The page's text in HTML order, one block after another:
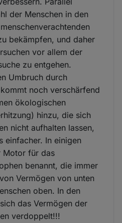
der Menschen in den
bekämpfen, und daher
vor allem der
zu entgehen.
Umbruch durch
noch verschärfend
ökologischen
hinzu, die sich
nicht aufhalten lassen,
einfacher. In einigen
Motor für das
benannt, die immer
Vermögen von unten
oben. In den
das Vermögen der
verdoppelt!!!